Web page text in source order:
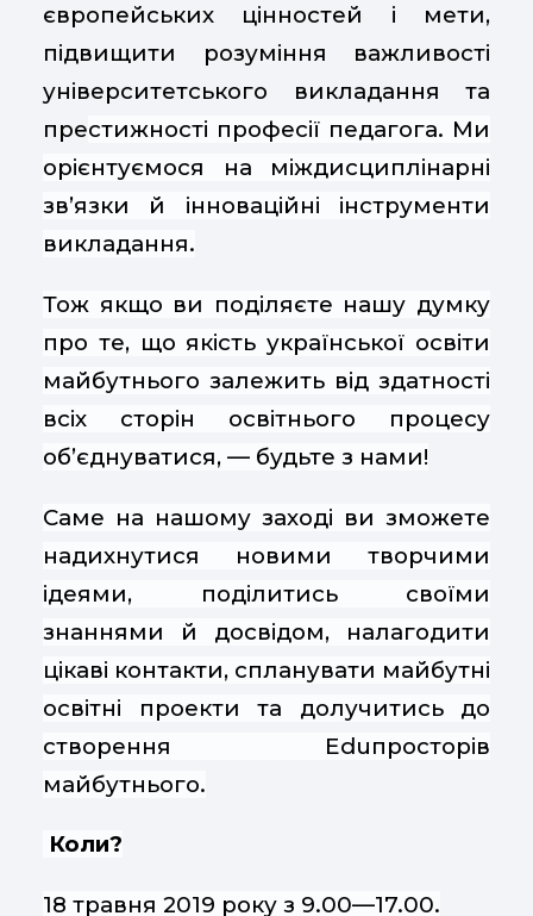
європейських цінностей і мети,
підвищити розуміння важливості
університетського викладання та
престижності професії педагога. Ми
орієнтуємося на міждисциплінарні
зв’язки й інноваційні інструменти
викладання.
Тож якщо ви поділяєте нашу думку
про те, що якість української освіти
майбутнього залежить від здатності
всіх сторін освітнього процесу
об’єднуватися, — будьте з нами!
Саме на нашому заході ви зможете
надихнутися новими творчими
ідеями, поділитись своїми
знаннями й досвідом, налагодити
цікаві контакти, спланувати майбутні
освітні проекти та долучитись до
створення Eduпросторів
майбутнього.
Коли?
18 травня 2019 року з 9.00—17.00.